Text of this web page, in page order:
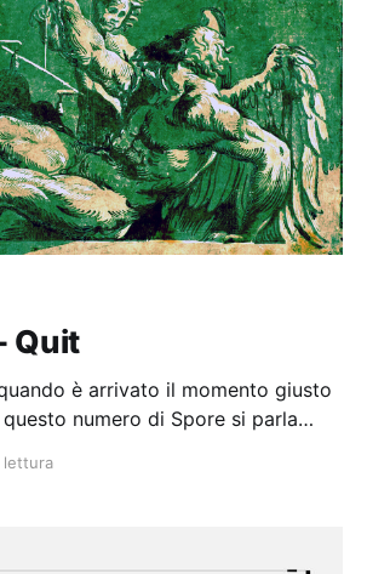
Quit
è arrivato il momento giusto
numero di Spore si parla
lettura